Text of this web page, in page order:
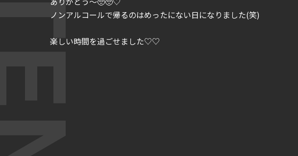
ノンアルコールで帰るのはめったにない日になりました(笑)
楽しい時間を過ごせました♡♡